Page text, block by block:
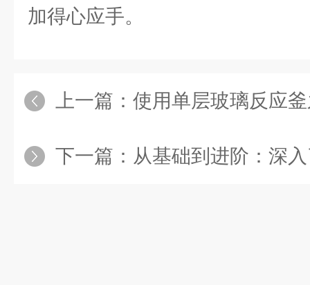
加得心应手。
上一篇： 使用单层玻璃反应釜之
下一篇： 从基础到进阶：深入了